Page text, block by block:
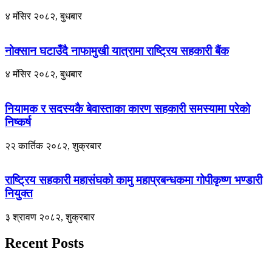
४ मंसिर २०८२, बुधबार
नोक्सान घटाउँदै नाफामुखी यात्रामा राष्ट्रिय सहकारी बैंक
४ मंसिर २०८२, बुधबार
नियामक र सदस्यकै बेवास्ताका कारण सहकारी समस्यामा परेको
निष्कर्ष
२२ कार्तिक २०८२, शुक्रबार
राष्ट्रिय सहकारी महासंघको कामु महाप्रबन्धकमा गोपीकृष्ण भण्डारी
नियुक्त
३ श्रावण २०८२, शुक्रबार
Recent Posts